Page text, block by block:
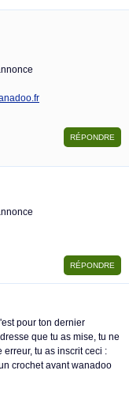
pour ton dernier
que tu as mise, tu ne
tu as inscrit ceci :
crochet avant wanadoo